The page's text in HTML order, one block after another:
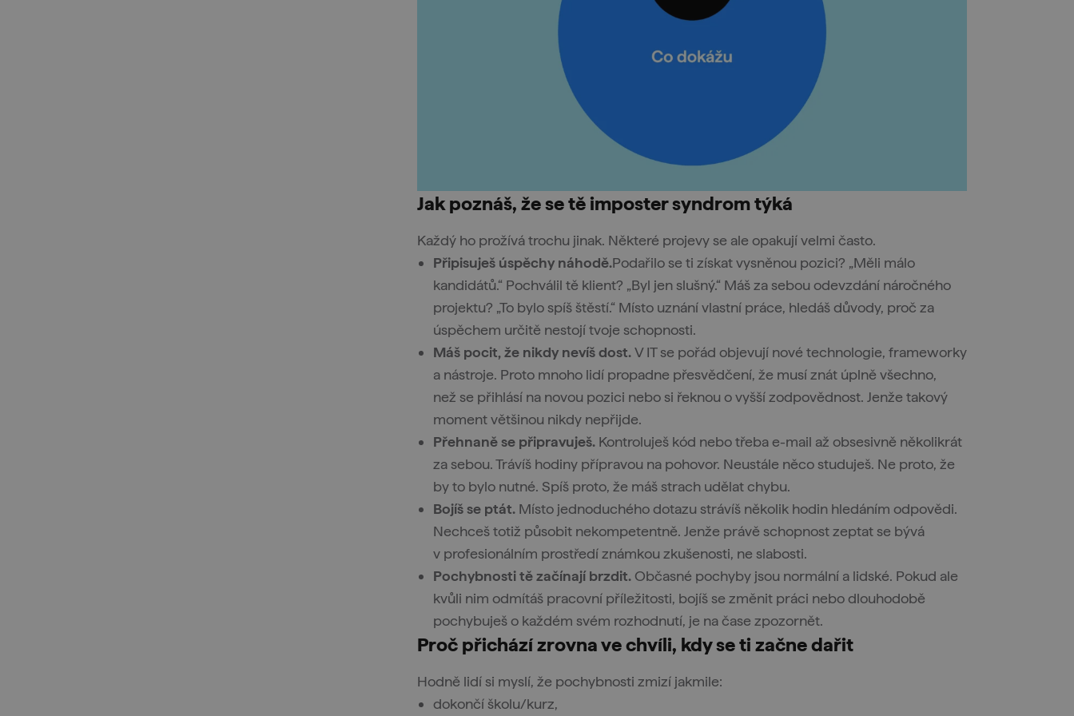
Jak poznáš, že se tě imposter syndrom týká
Každý ho prožívá trochu jinak. Některé projevy se ale opakují velmi často.
Připisuješ úspěchy náhodě.Podařilo se ti získat vysněnou pozici? „Měli málo
kandidátů.“ Pochválil tě klient? „Byl jen slušný.“ Máš za sebou odevzdání náročného
projektu? „To bylo spíš štěstí.“ Místo uznání vlastní práce, hledáš důvody, proč za
úspěchem určitě nestojí tvoje schopnosti.
Máš pocit, že nikdy nevíš dost.V IT se pořád objevují nové technologie, frameworky
a nástroje. Proto mnoho lidí propadne přesvědčení, že musí znát úplně všechno,
než se přihlásí na novou pozici nebo si řeknou o vyšší zodpovědnost. Jenže takový
moment většinou nikdy nepřijde.
Přehnaně se připravuješ. Kontroluješ kód nebo třeba e-mail až obsesivně několikrát
za sebou. Trávíš hodiny přípravou na pohovor. Neustále něco studuješ. Ne proto, že
by to bylo nutné. Spíš proto, že máš strach udělat chybu.
Bojíš se ptát. Místo jednoduchého dotazu strávíš několik hodin hledáním odpovědi.
Nechceš totiž působit nekompetentně. Jenže právě schopnost zeptat se bývá
v profesionálním prostředí známkou zkušenosti, ne slabosti.
Pochybnosti tě začínají brzdit. Občasné pochyby jsou normální a lidské. Pokud ale
kvůli nim odmítáš pracovní příležitosti, bojíš se změnit práci nebo dlouhodobě
pochybuješ o každém svém rozhodnutí, je na čase zpozornět.
Proč přichází zrovna ve chvíli, kdy se ti začne dařit
Hodně lidí si myslí, že pochybnosti zmizí jakmile:
dokončí školu/kurz,